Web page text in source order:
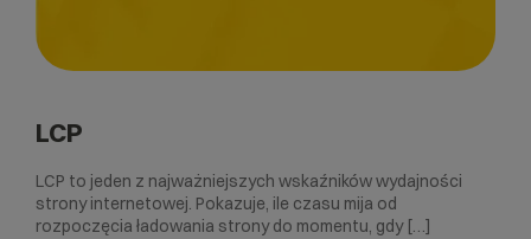
LCP
LCP to jeden z najważniejszych wskaźników wydajności
strony internetowej. Pokazuje, ile czasu mija od
rozpoczęcia ładowania strony do momentu, gdy […]